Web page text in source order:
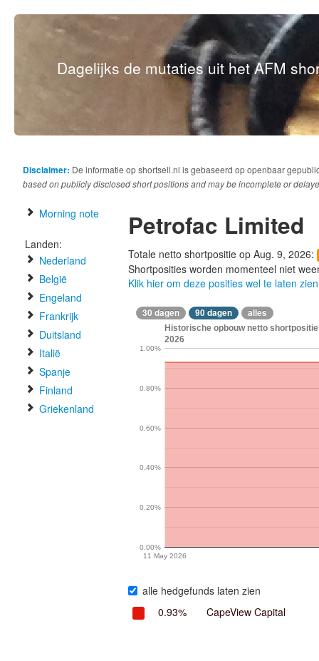
Dagelijks de mutaties uit het AFM
Disclaimer: De informatie op shortsell.nl is gebaseerd op openbaar
based on publicly disclosed short positions and may be incomplete or
Morning note
Landen:
Nederland
België
Engeland
Frankrijk
Duitsland
Italië
Spanje
Finland
Griekenland
Petrofac Limited
Totale netto shortpositie op Aug. 9, 2026:
Shortposities worden momenteel niet
Klik hier om deze posities wel te laten zien
30 dagen 90 dagen alles
Historische opbouw netto
2026
11 May 2026
0.00%
0.20%
0.40%
0.60%
0.80%
1.00%
alle hedgefunds laten zien
0.93%
CapeView Capital